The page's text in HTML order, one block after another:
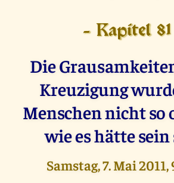
- Kapitel
Die
Kreuzigung
Menschen nicht so
wie es hätte
Samstag, 7. Mai